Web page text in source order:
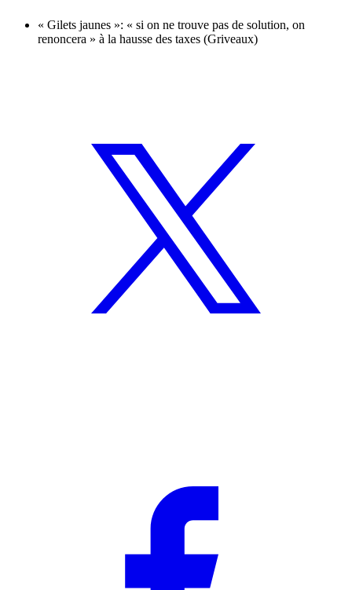
« Gilets jaunes »: « si on ne trouve pas de solution, on
renoncera » à la hausse des taxes (Griveaux)